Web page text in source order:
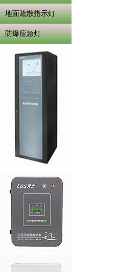
地面疏散指示灯
防爆应急灯